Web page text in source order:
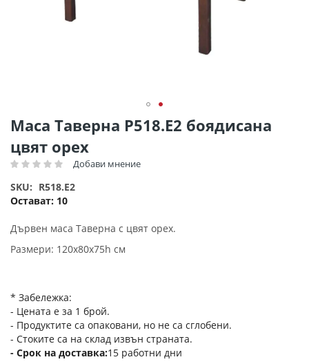
Маса Таверна Ρ518.Ε2 боядисана
цвят орех
Рейтинг: Добави мнение
Остават: 10
SKU R518.E2
Дървен маса Таверна с цвят орех.
Размери: 120х80х75h см
* Забележка:
- Цената е за 1 брой.
- Продуктите са опаковани, но не са сглобени.
- Стоките са на склад извън страната.
Срок на доставка 15 работни дни
Преминете
към
началото
на
със
снимки